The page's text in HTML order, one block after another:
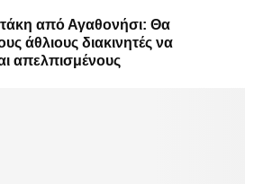
από Αγαθονήσι: Θα
άθλιους διακινητές να
απελπισμένους